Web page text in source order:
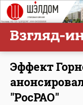
Эффект
"РосРАО"